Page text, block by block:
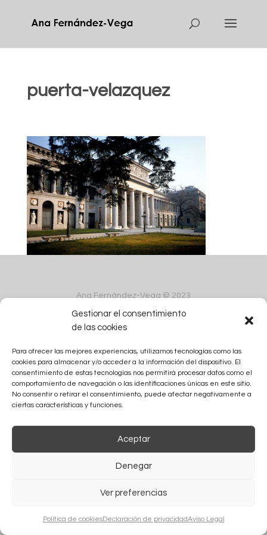
Gestionar el consentimiento
de las cookies
Para ofrecer las mejores experiencias, utilizamos tecnologías como las
cookies para almacenar y/o acceder a la información del dispositivo. El
consentimiento de estas tecnologías nos permitirá procesar datos como el
comportamiento de navegación o las identificaciones únicas en este sitio.
No consentir o retirar el consentimiento, puede afectar negativamente a
ciertas características y funciones.
Aceptar
Denegar
Ver preferencias
Política de cookiesDeclaración de privacidadAviso Legal
puerta-velazquez
Ana Fernández-Vega © 2023